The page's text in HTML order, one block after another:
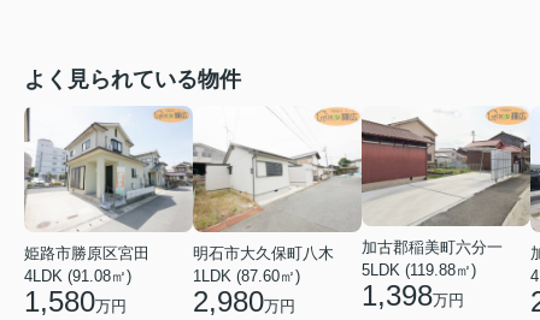
よく見られている物件
姫路市勝原区宮田
4LDK (91.08㎡)
1,580万円
明石市大久保町八木
1LDK (87.60㎡)
2,980万円
加古郡稲美町六分一
5LDK (119.88㎡)
1,398万円